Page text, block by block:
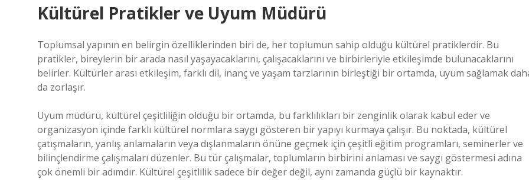
Kültürel Pratikler ve Uyum Müdürü
Toplumsal yapının en belirgin özelliklerinden biri de, her toplumun sahip olduğu kültürel pratiklerdir. Bu
pratikler, bireylerin bir arada nasıl yaşayacaklarını, çalışacaklarını ve birbirleriyle etkileşimde bulunacaklarını
belirler. Kültürler arası etkileşim, farklı dil, inanç ve yaşam tarzlarının birleştiği bir ortamda, uyum sağlamak
da zorlaşır.
Uyum müdürü, kültürel çeşitliliğin olduğu bir ortamda, bu farklılıkları bir zenginlik olarak kabul eder ve
organizasyon içinde farklı kültürel normlara saygı gösteren bir yapıyı kurmaya çalışır. Bu noktada, kültürel
çatışmaların, yanlış anlamaların veya dışlanmaların önüne geçmek için çeşitli eğitim programları, seminerler ve
bilinçlendirme çalışmaları düzenler. Bu tür çalışmalar, toplumların birbirini anlaması ve saygı göstermesi adına
çok önemli bir adımdır. Kültürel çeşitlilik sadece bir değer değil, aynı zamanda güçlü bir kaynaktır.